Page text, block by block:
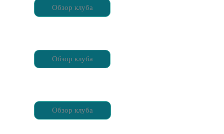
Обзор клуба
Обзор клуба
Обзор клуба